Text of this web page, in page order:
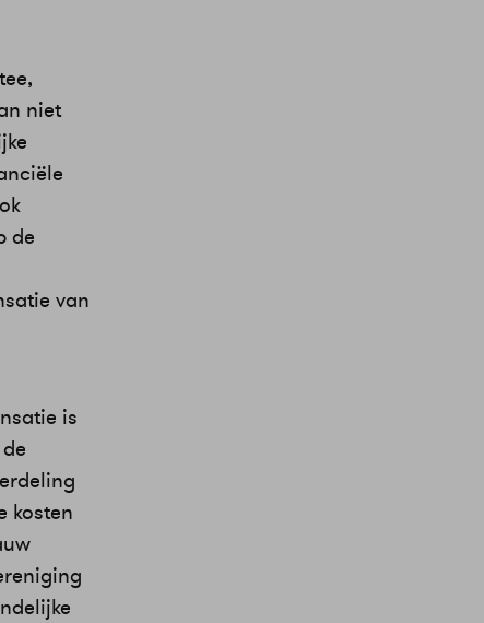
niet
de
van
is
kosten